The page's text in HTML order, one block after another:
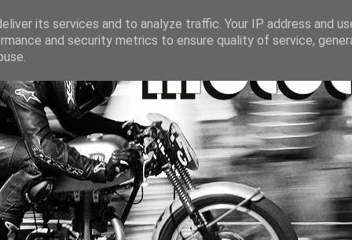
its services and to analyze traffic. Your IP address and
and security metrics to ensure quality of service,